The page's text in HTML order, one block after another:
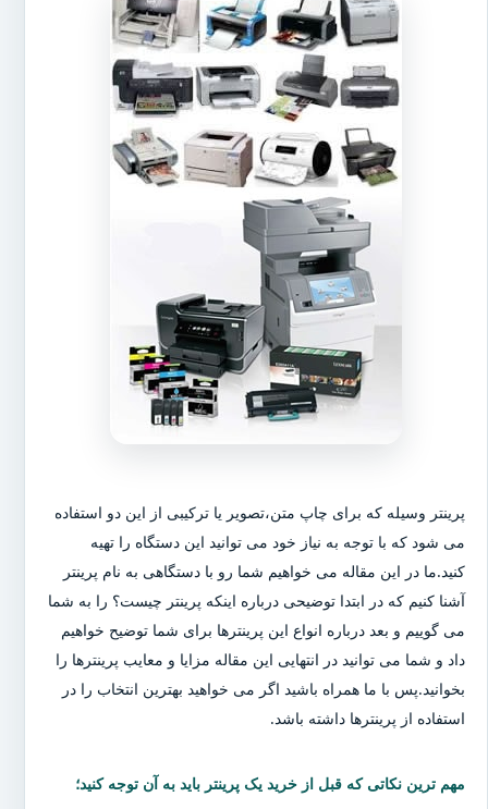
پرینتر وسیله که برای چاپ متن،تصویر یا ترکیبی از این دو استفاده
می شود که با توجه به نیاز خود می توانید این دستگاه را تهیه
کنید.ما در این مقاله می خواهیم شما رو با دستگاهی به نام پرینتر
آشنا کنیم که در ابتدا توضیحی درباره اینکه پرینتر چیست؟ را به شما
می گوییم و بعد درباره انواع این پرینترها برای شما توضیح خواهیم
داد و شما می توانید در انتهایی این مقاله مزایا و معایب پرینترها را
بخوانید.پس با ما همراه باشید اگر می خواهید بهترین انتخاب را در
استفاده از پرینترها داشته باشد.
مهم ترین نکاتی که قبل از خرید یک پرینتر باید به آن توجه کنید؛